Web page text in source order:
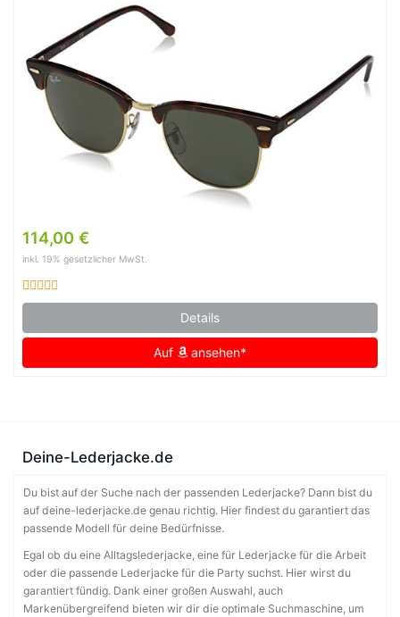
114,00 €
inkl. 19% gesetzlicher MwSt.
Details
Auf ansehen*
Deine-Lederjacke.de
Du bist auf der Suche nach der passenden Lederjacke? Dann bist du
auf deine-lederjacke.de genau richtig. Hier findest du garantiert das
passende Modell für deine Bedürfnisse.
Egal ob du eine Alltagslederjacke, eine für Lederjacke für die Arbeit
oder die passende Lederjacke für die Party suchst. Hier wirst du
garantiert fündig. Dank einer großen Auswahl, auch
Markenübergreifend bieten wir dir die optimale Suchmaschine, um